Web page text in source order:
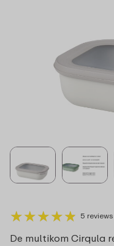
★★★★★
★★★★★ 5 reviews
De multikom Cirqula